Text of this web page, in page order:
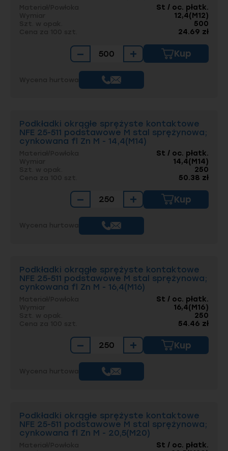
St / oc. płatk.
12,4(M12)
500
24.69 zł
− + Kup
Podkładki okrągłe sprężyste kontaktowe
NFE 25-511 podstawowe M stal sprężynowa;
cynkowana fl Zn M - 14,4(M14)
St / oc. płatk.
14,4(M14)
250
50.38 zł
− + Kup
Podkładki okrągłe sprężyste kontaktowe
NFE 25-511 podstawowe M stal sprężynowa;
cynkowana fl Zn M - 16,4(M16)
St / oc. płatk.
16,4(M16)
250
54.46 zł
− + Kup
Podkładki okrągłe sprężyste kontaktowe
NFE 25-511 podstawowe M stal sprężynowa;
cynkowana fl Zn M - 20,5(M20)
St / oc. płatk.